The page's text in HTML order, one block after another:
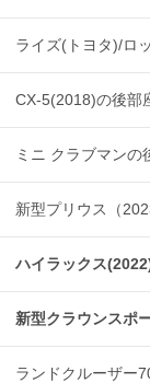
ライズ(トヨタ)/ロ
CX-5(2018)の後部
ミニ クラブマンの
新型プリウス（
ハイラックス
新型クラウンスポ
ランドクルーザー